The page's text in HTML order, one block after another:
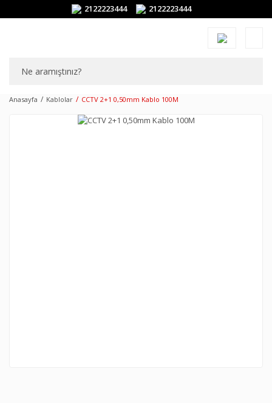
2122223444 2122223444
Anasayfa Kablolar CCTV 2+1 0,50mm Kablo 100M